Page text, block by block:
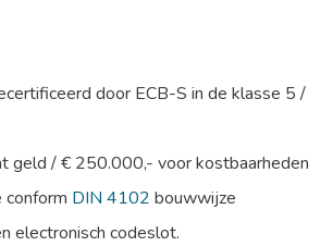
door ECB-S in de klasse 5 /
geld / € 250.000,- voor kostbaarheden
DIN 4102 bouwwijze
electronisch codeslot.